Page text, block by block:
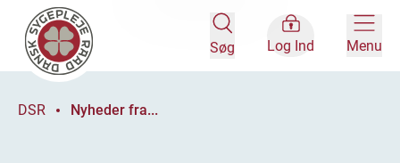
Søg Log Ind Menu
DSR Nyheder fra...